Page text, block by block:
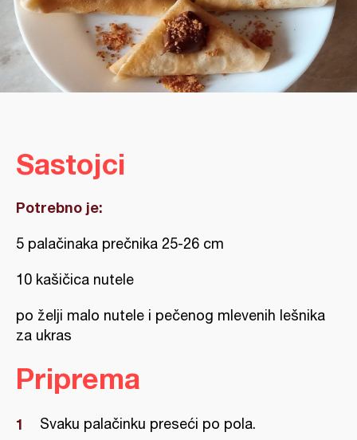
Sastojci
Potrebno je:
5 palačinaka prečnika 25-26 cm
10 kašičica nutele
po želji malo nutele i pečenog mlevenih lešnika
za ukras
Priprema
Svaku palačinku preseći po pola.